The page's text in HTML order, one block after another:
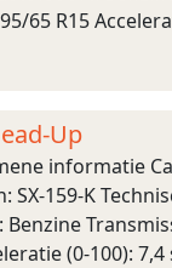
R15
Up
informatie
SX-159-K
(0-100):